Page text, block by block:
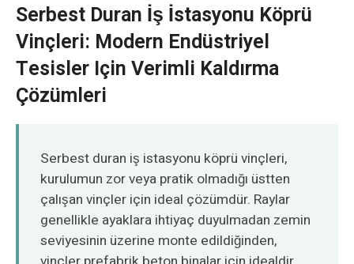
Serbest Duran İş İstasyonu Köprü
Vinçleri: Modern Endüstriyel
Tesisler Için Verimli Kaldırma
Çözümleri
Serbest duran iş istasyonu köprü vinçleri,
kurulumun zor veya pratik olmadığı üstten
çalışan vinçler için ideal çözümdür. Raylar
genellikle ayaklara ihtiyaç duyulmadan zemin
seviyesinin üzerine monte edildiğinden,
Kiswahili
Dansk
Norsk
O‘zbekcha